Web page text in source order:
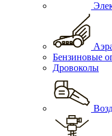
Бензиновые
Дровоколы